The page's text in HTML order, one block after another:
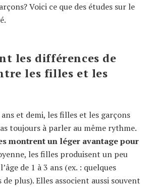
Voici ce que des études sur le
les différences de
les filles et les
ans et demi, les filles et les garçons
toujours à parler au même rythme.
montrent un léger avantage pour
les filles produisent un peu
de 1 à 3 ans (ex. : quelques
de plus). Elles associent aussi souvent